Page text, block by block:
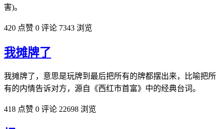
害)。
420 点赞 0 评论 7343 浏览
我摊牌了
我摊牌了，意思是玩牌到最后把所有的牌都摆出来，比喻把所
有的内情告诉对方，源自《西红市首富》中的经典台词。
418 点赞 0 评论 22698 浏览